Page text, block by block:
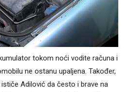
tokom noći vodite računa i
ne ostanu upaljena. Također,
Adilović da često i brave na